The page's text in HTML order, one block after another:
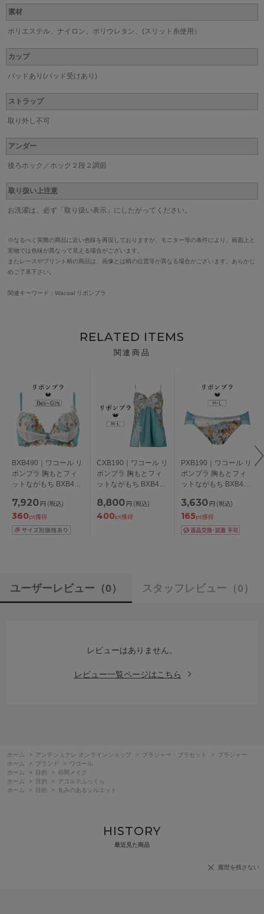
素材
ポリエステル、ナイロン、ポリウレタン、(スリット糸使用）
カップ
パッドあり(パッド受けあり)
ストラップ
取り外し不可
アンダー
後ろホック／ホック２段２調節
取り扱い上注意
お洗濯は、必ず「取り扱い表示」にしたがってください。
※なるべく実際の商品に近い色味を再現しておりますが、モニター等の条件により、画面上と
実物では色味が異なって見える場合がございます。
またレースやプリント柄の商品は、画像とは柄の位置等が異なる場合がございます。あらかじ
めご了承下さい。
関連キーワード：Wacoal リボンブラ
RELATED ITEMS
関連商品
BXB490｜ワコール リ
ボンブラ 胸もとフィ
ットながもち BXB490
単品 BCDEFGカップ
アンダー65/70/75cm
7,920 円 (税込)
360pt獲得
CXB190｜ワコール リ
ボンブラ 胸もとフィ
ットながもち BXB490
ル M/L
8,800 円 (税込)
400pt獲得
PXB190｜ワコール リ
ボンブラ 胸もとフィ
ットながもち BXB490
ドショーツ M/L
3,630 円 (税込)
165pt獲得
ユーザーレビュー （0） スタッフレビュー （0）
レビューはありません。
レビュー一覧ページはこちら
ホーム > アンテシュクレ オンラインショップ > ブラジャー・ブラセット >
ブラジャー
ホーム
> ブランド >
ワコール
ホーム
> 目的 >
谷間メイク
ホーム
> 目的 >
デコルテふっくら
ホーム
> 目的 > 丸みのあるシルエット
HISTORY
最近見た商品
履歴を残さない